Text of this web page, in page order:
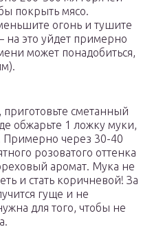
покрыть мясо.
огонь и тушите
на это уйдет примерно
может понадобиться,
сметанный
обжарьте 1 ложку муки,
Примерно через 30-40
розоватого оттенка
аромат. Мука не
и стать коричневой! За
гуще и не
для того, чтобы не